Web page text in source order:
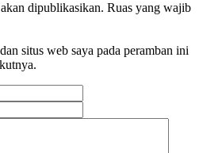
dipublikasikan. Ruas yang wajib
situs web saya pada peramban ini